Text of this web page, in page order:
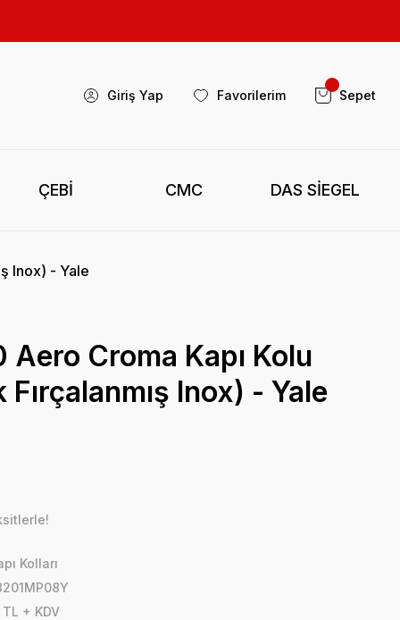
Giriş Yap Favorilerim Sepet
ÇEBİ CMC DAS SİEGEL
Inox) - Yale
Croma Kapı Kolu
Inox) - Yale
Kolları
+ KDV